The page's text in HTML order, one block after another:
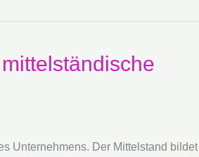
Unternehmens. Der Mittelstand